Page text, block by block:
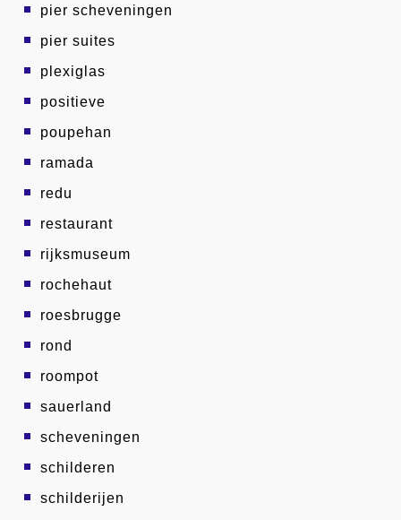
pier scheveningen
pier suites
plexiglas
positieve
poupehan
ramada
redu
restaurant
rijksmuseum
rochehaut
roesbrugge
rond
roompot
sauerland
scheveningen
schilderen
schilderijen